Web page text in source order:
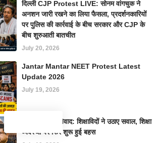
दिल्ली CJP Protest LIVE: सोनम वांगचुक ने
अनशन जारी रखने का लिया फैसला, प्रदर्शनकारियों
पर पुलिस की कार्रवाई के बीच सरकार और CJP के
बीच शुरुआती बातचीत
July 20, 2026
Jantar Mantar NEET Protest Latest
Update 2026
July 19, 2026
NEET परीक्षा विवाद: शिक्षाविदों ने उठाए सवाल, शिक्षा
व्यवस्था पर फिर शुरू हुई बहस